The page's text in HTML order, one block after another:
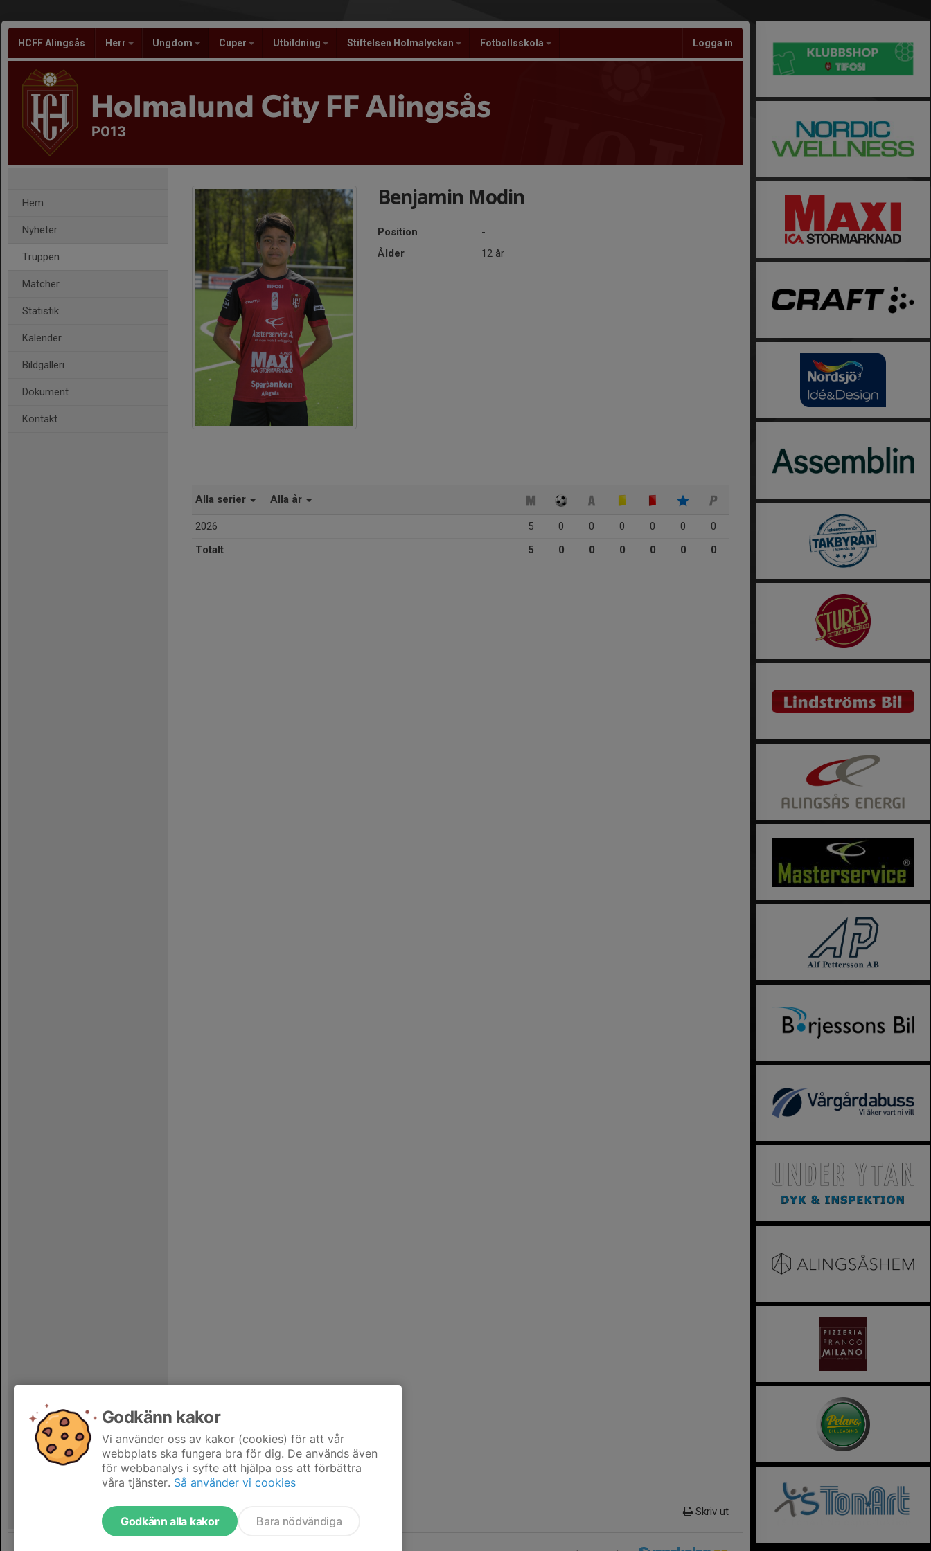
HCFF Alingsås Herr Ungdom Cuper Utbildning Stiftelsen Holmalyckan Fotbollsskola Logga in
Holmalund City FF Alingsås
P013
Hem
Nyheter
Truppen
Matcher
Statistik
Kalender
Bildgalleri
Dokument
Kontakt
Benjamin Modin
Position
-
Ålder
12 år
Alla serier Alla år
2026 5 0 0 0 0 0
0
Totalt
5 0 0 0 0 0 0
Skriv ut
Godkänn kakor
Vi använder oss av kakor (cookies) för att vår
webbplats ska fungera bra för dig. De används även
för webbanalys i syfte att hjälpa oss att förbättra
våra tjänster. Så använder vi cookies
Godkänn alla kakor Bara nödvändiga